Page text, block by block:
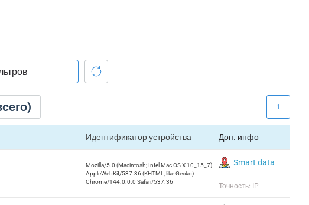
1
Идентификатор устройства Доп. инфо
Mozilla/5.0 (Macintosh; Intel Mac OS X 10_15_7)
AppleWebKit/537.36 (KHTML, like Gecko)
Chrome/144.0.0.0 Safari/537.36
Smart data
Точность: IP